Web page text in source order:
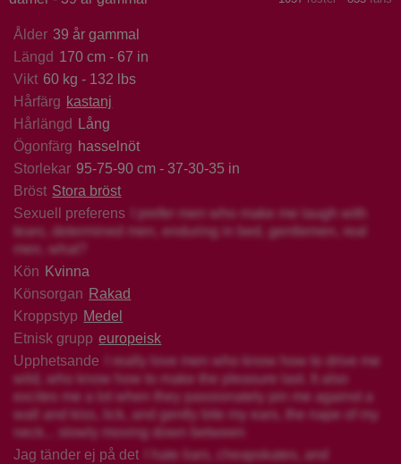
Ålder 39 år gammal
Längd 170 cm - 67 in
Vikt 60 kg - 132 lbs
Hårfärg kastanj
Hårlängd
Lång
Ögonfärg hasselnöt
Storlekar 95-75-90 cm - 37-30-35 in
Bröst Stora bröst
Sexuell preferens
I prefer men who make me laugh with
tears, determined men, enduring in bed, gentlemen, real
men, what?
Kön Kvinna
Könsorgan Rakad
Kroppstyp Medel
Etnisk grupp europeisk
Upphetsande
I really love men who know how to drive me
wild, who know how to make the pleasure last. It also
excites me a lot when they passionately pin me against a
wall and kiss, lick, and gently bite my ears, the nape of my
neck... slowly moving down between
Jag tänder ej på det
I hate liars, cheapskates, and